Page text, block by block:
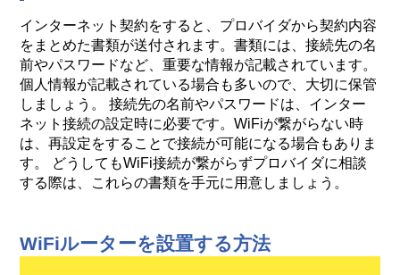
インターネット契約をすると、プロバイダから契約内容
をまとめた書類が送付されます。書類には、接続先の名
前やパスワードなど、重要な情報が記載されています。
個人情報が記載されている場合も多いので、大切に保管
しましょう。 接続先の名前やパスワードは、インター
ネット接続の設定時に必要です。WiFiが繋がらない時
は、再設定をすることで接続が可能になる場合もありま
す。 どうしてもWiFi接続が繋がらずプロバイダに相談
する際は、これらの書類を手元に用意しましょう。
WiFiルーターを設置する方法